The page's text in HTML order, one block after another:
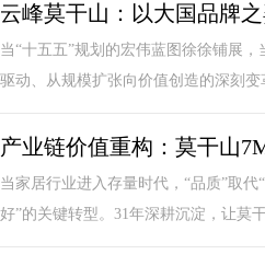
云峰莫干山：以大国品牌
当“十五五”规划的宏伟蓝图徐徐铺展
驱动、从规模扩张向价值创造的深刻
产业链价值重构：莫干山
当家居行业进入存量时代，“品质”取
好”的关键转型。31年深耕沉淀，让莫